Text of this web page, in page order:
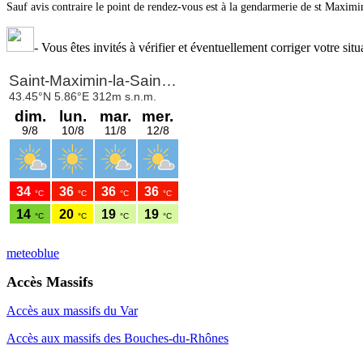
Sauf avis contraire le point de rendez-vous est à la gendarmerie de st
- Vous êtes invités à vérifier et éventuellement corriger votre
meteoblue
Accès Massifs
Accès aux massifs du Var
Accès aux massifs des Bouches-du-Rhônes